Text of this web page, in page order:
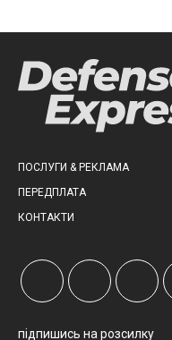
ПОСЛУГИ & РЕКЛАМА
ПЕРЕДПЛАТА
КОНТАКТИ
підпишись на розсилку